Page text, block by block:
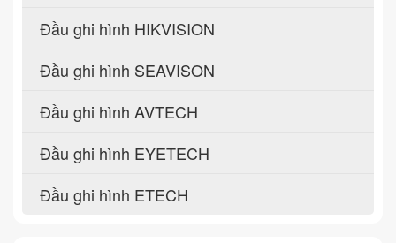
Đầu ghi hình HIKVISION
Đầu ghi hình SEAVISON
Đầu ghi hình AVTECH
Đầu ghi hình EYETECH
Đầu ghi hình ETECH